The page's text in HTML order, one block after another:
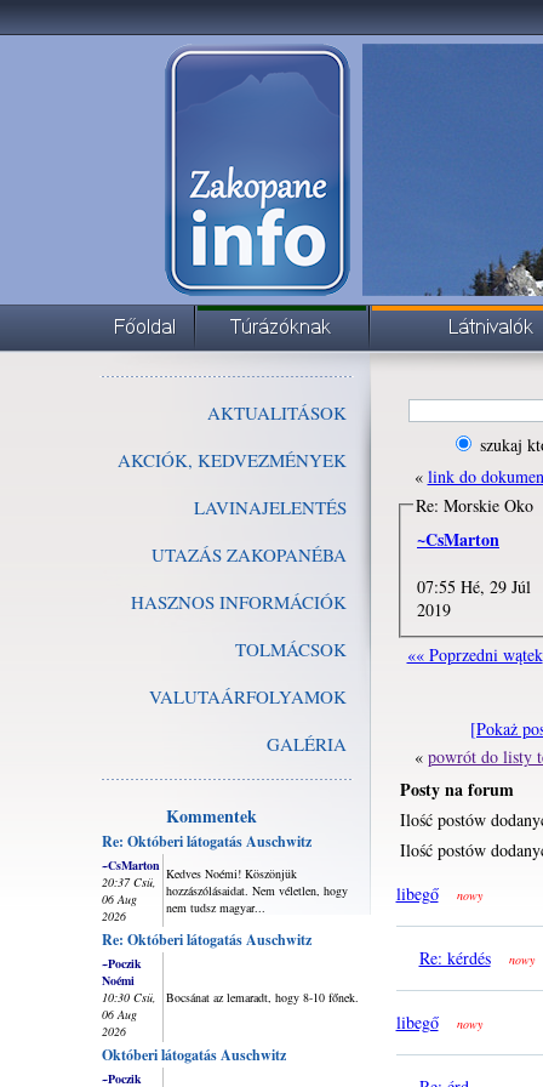
AKTUALITÁSOK
AKCIÓK, KEDVEZMÉNYEK
LAVINAJELENTÉS
UTAZÁS ZAKOPANÉBA
HASZNOS INFORMÁCIÓK
TOLMÁCSOK
VALUTAÁRFOLYAMOK
GALÉRIA
Kommentek
Re: Októberi látogatás Auschwitz
~CsMarton
20:37 Csü,
06 Aug
2026
Kedves Noémi! Köszönjük
hozzászólásaidat. Nem véletlen, hogy
nem tudsz magyar...
Re: Októberi látogatás Auschwitz
~Poczik
Noémi
10:30 Csü,
06 Aug
2026
Bocsánat az lemaradt, hogy 8-10 főnek.
Októberi látogatás Auschwitz
~Poczik
szukaj
« link do
Re: Morskie Oko
~CsMarton
07:55 Hé, 29 Júl
2019
«« Poprzedni wątek
[Pokaż
« powrót do listy
Posty na forum
Ilość postów
Ilość postów
libegő
nowy
Re: kérdés nowy
libegő nowy